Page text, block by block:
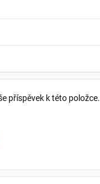
příspěvek k této položce.